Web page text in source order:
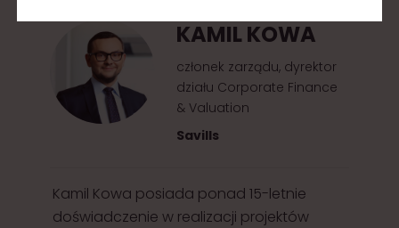
KAMIL KOWA
członek zarządu, dyrektor
działu Corporate Finance
& Valuation
Savills
Kamil Kowa posiada ponad 15-letnie
doświadczenie w realizacji projektów